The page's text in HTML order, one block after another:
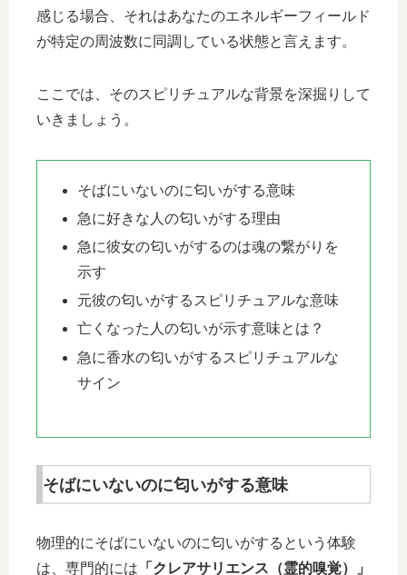
感じる場合、それはあなたのエネルギーフィールド
が特定の周波数に同調している状態と言えます。
ここでは、そのスピリチュアルな背景を深掘りして
いきましょう。
そばにいないのに匂いがする意味
急に好きな人の匂いがする理由
急に彼女の匂いがするのは魂の繋がりを
示す
元彼の匂いがするスピリチュアルな意味
亡くなった人の匂いが示す意味とは？
急に香水の匂いがするスピリチュアルな
サイン
そばにいないのに匂いがする意味
物理的にそばにいないのに匂いがするという体験
は、専門的には 「クレアサリエンス（霊的嗅覚）」